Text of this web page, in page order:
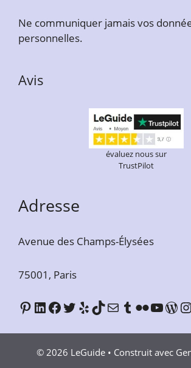
Ne communiquer jamais vos
personnelles.
Avis
évaluez nous sur
TrustPilot
Adresse
Avenue des Champs-Élysées
75001, Paris
LeGuide Pinterest
LeGuide Linkedin
Facebook
Twitter
YelpTikTok
E-mailTumblr
Flickr
© 2026 LeGuide• Construit avec